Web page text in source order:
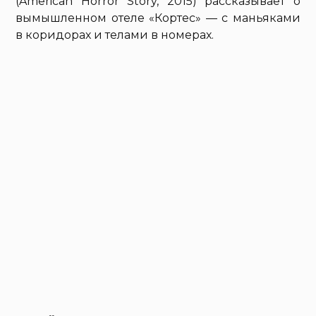
вымышленном отеле «Кортес» — с маньяками
в коридорах и телами в номерах.